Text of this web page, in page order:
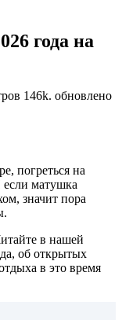
года на
146k. обновлено
погреться на
матушка
значит пора
в нашей
об открытых
в это время